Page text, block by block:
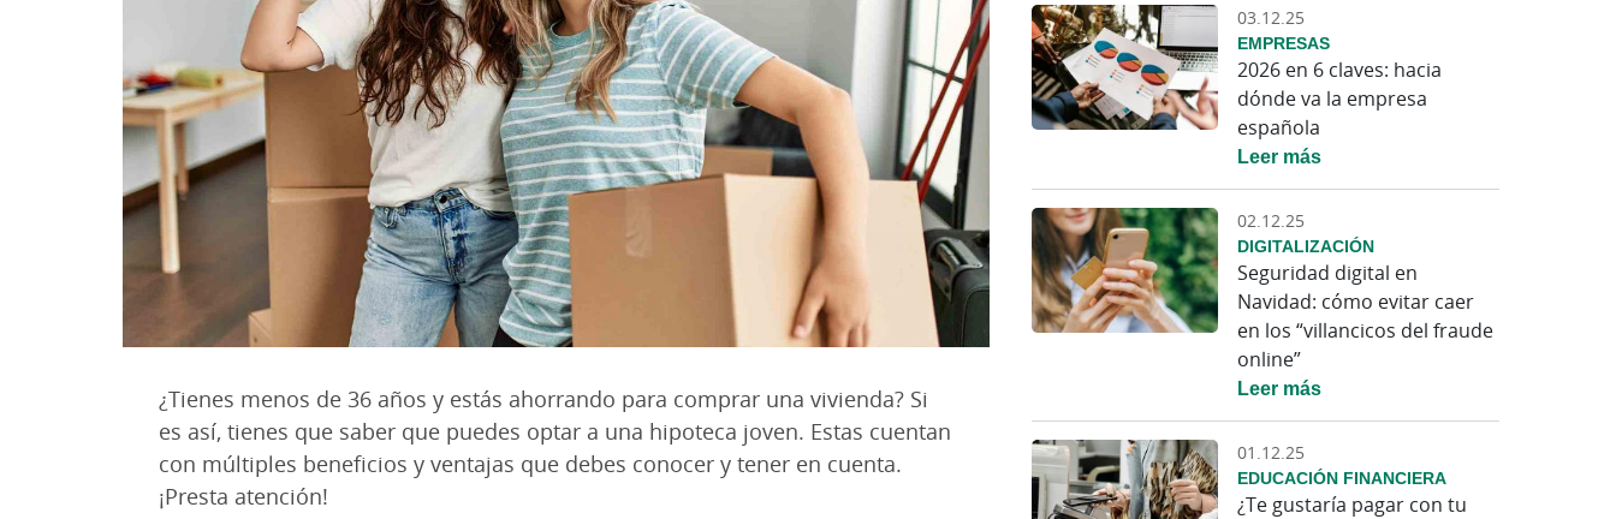
¿Tienes menos de 36 años y estás ahorrando para comprar una vivienda? Si
es así, tienes que saber que puedes optar a una hipoteca joven. Estas cuentan
con múltiples beneficios y ventajas que debes conocer y tener en cuenta.
¡Presta atención!
03.12.25
EMPRESAS
2026 en 6 claves: hacia
dónde va la empresa
española
Leer más
02.12.25
DIGITALIZACIÓN
Seguridad digital en
Navidad: cómo evitar caer
en los “villancicos del fraude
online”
Leer más
01.12.25
EDUCACIÓN FINANCIERA
¿Te gustaría pagar con tu